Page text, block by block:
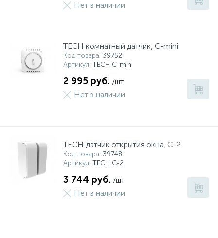
Нет в наличии
TECH комнатный датчик, C-mini
Код товара: 39752
Артикул: TECH C-mini
2 995 руб. /шт
Нет в наличии
TECH датчик открытия окна, C-2
Код товара: 39748
Артикул: TECH C-2
3 744 руб. /шт
Нет в наличии